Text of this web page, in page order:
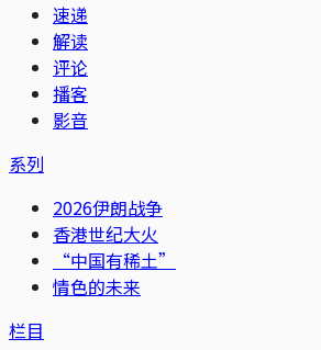
速递
解读
评论
播客
影音
系列
2026伊朗战争
香港世纪大火
“中国有稀土”
情色的未来
栏目